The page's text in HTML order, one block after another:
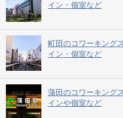
イン・個室など
町田のコワーキング
イン・個室など
蒲田のコワーキング
インや個室など